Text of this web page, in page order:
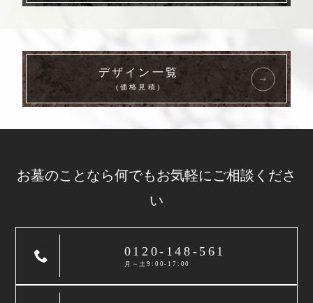
デザイン一覧
(価格見積)
お墓のことなら何でもお気軽にご相談くださ
い
0120-148-561
月～土9:00-17:00